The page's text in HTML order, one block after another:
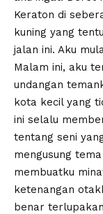
Keraton di
kuning yang
jalan ini. Aku
Malam ini, aku
undangan
kota kecil yang
ini selalu
tentang seni
mengusung
membuatku
ketenangan
benar